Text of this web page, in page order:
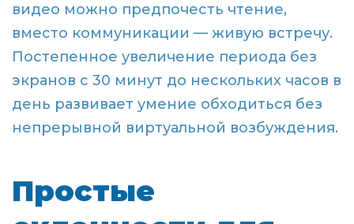
видео можно предпочесть чтение,
вместо коммуникации — живую встречу.
Постепенное увеличение периода без
экранов с 30 минут до нескольких часов в
день развивает умение обходиться без
непрерывной виртуальной возбуждения.
Простые